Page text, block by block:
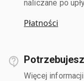
naliczane po
Płatności
Więcej